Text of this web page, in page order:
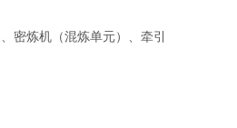
密炼机（混炼单元）、牵引